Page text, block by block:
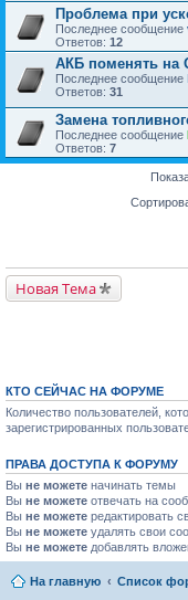
Проблема при
Последнее сообщение
Ответов: 12
АКБ поменять на
Последнее сообщение
Ответов: 31
Замена
Последнее сообщение
Ответов: 7
Новая Тема
КТО СЕЙЧАС НА ФОРУМЕ
Количество пользователей,
зарегистрированных
ПРАВА ДОСТУПА К ФОРУМУ
Вы не можете начинать темы
Вы не можете отвечать на
Вы не можете редактировать
Вы не можете удалять свои
Вы не можете добавлять
На главную Список